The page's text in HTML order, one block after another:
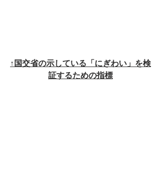
↑国交省の示している「にぎわい」を検
証するための指標